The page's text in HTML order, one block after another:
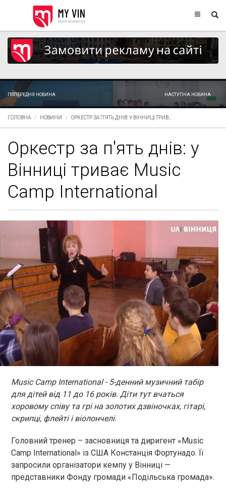
ПОПЕРЕДНЯ НОВИНА НАСТУПНА НОВИНА
ГОЛОВНА НОВИНИ ОРКЕСТР ЗА П'ЯТЬ ДНІВ: У ВІННИЦІ ТРИВ...
Оркестр за п'ять днів: у
Вінниці триває Music
Camp International
Music Camp International - 5-денний музичний табір
для дітей від 11 до 16 років. Діти тут вчаться
хоровому співу та грі на золотих дзвіночках, гітарі,
скрипці, флейті і віолончелі.
Головний тренер – засновниця та диригент «Music
Camp International» із США Констанція Фортунадо. Її
запросили організатори кемпу у Вінниці —
представники Фонду громади «Подільська громада».